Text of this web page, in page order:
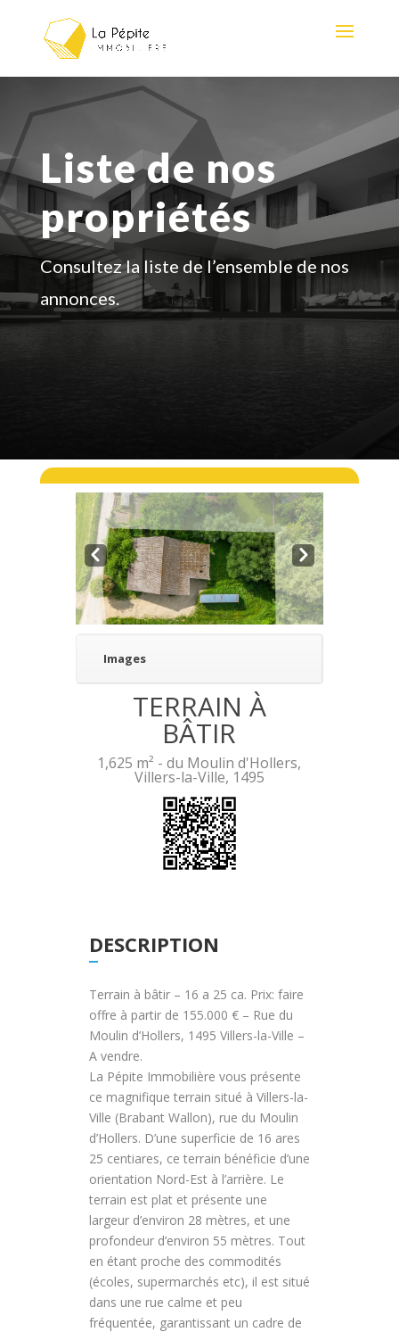
Liste de nos
propriétés
Consultez la liste de l’ensemble de nos
annonces.
Pre
v
Nex
t
Images
TERRAIN À
BÂTIR
1,625 m² -du Moulin d'Hollers,
Villers-la-Ville, 1495
DESCRIPTION
Terrain à bâtir – 16 a 25 ca. Prix: faire
offre à partir de 155.000 € – Rue du
Moulin d’Hollers, 1495 Villers-la-Ville –
A vendre.
La Pépite Immobilière vous présente
ce magnifique terrain situé à Villers-la-
Ville (Brabant Wallon), rue du Moulin
d’Hollers. D’une superficie de 16 ares
25 centiares, ce terrain bénéficie d’une
orientation Nord-Est à l’arrière. Le
terrain est plat et présente une
largeur d’environ 28 mètres, et une
profondeur d’environ 55 mètres. Tout
en étant proche des commodités
(écoles, supermarchés etc), il est situé
dans une rue calme et peu
fréquentée, garantissant un cadre de